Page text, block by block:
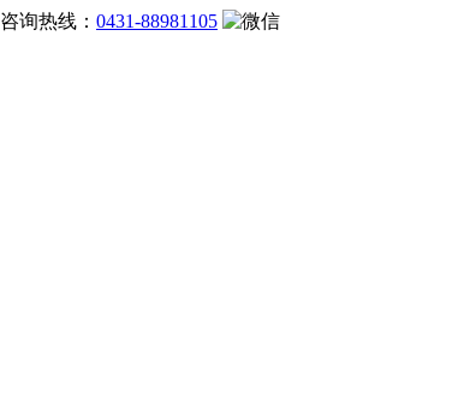
咨询热线： 0431-88981105